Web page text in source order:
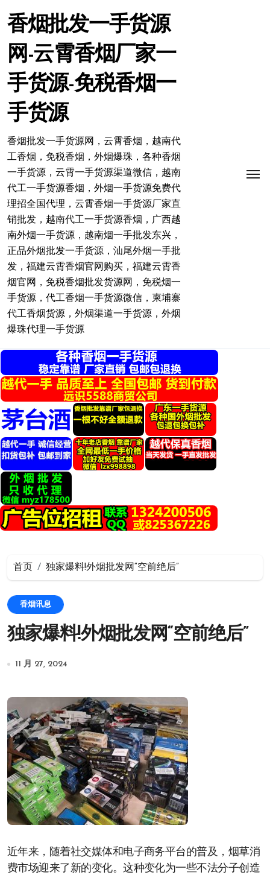
转香烟批发一手货源
网-云霄香烟厂家一
手货源-免税香烟一
手货源
香烟批发一手货源网，云霄香烟，越南代
工香烟，免税香烟，外烟爆珠，各种香烟
一手货源，云霄一手货源渠道微信，越南
代工一手货源香烟，外烟一手货源免费代
理招全国代理，云霄香烟一手货源厂家直
销批发，越南代工一手货源香烟，广西越
南外烟一手货源，越南烟一手批发东兴，
正品外烟批发一手货源，汕尾外烟一手批
发，福建云霄香烟官网购买，福建云霄香
烟官网，免税香烟批发货源网，免税烟一
手货源，代工香烟一手货源微信，柬埔寨
代工香烟货源，外烟渠道一手货源，外烟
爆珠代理一手货源
首页 独家爆料!外烟批发网“空前绝后”
香烟讯息
独家爆料!外烟批发网“空前绝后”
11 月 27, 2024
近年来，随着社交媒体和电子商务平台的普及，烟草消
费市场迎来了新的变化。这种变化为一些不法分子创造